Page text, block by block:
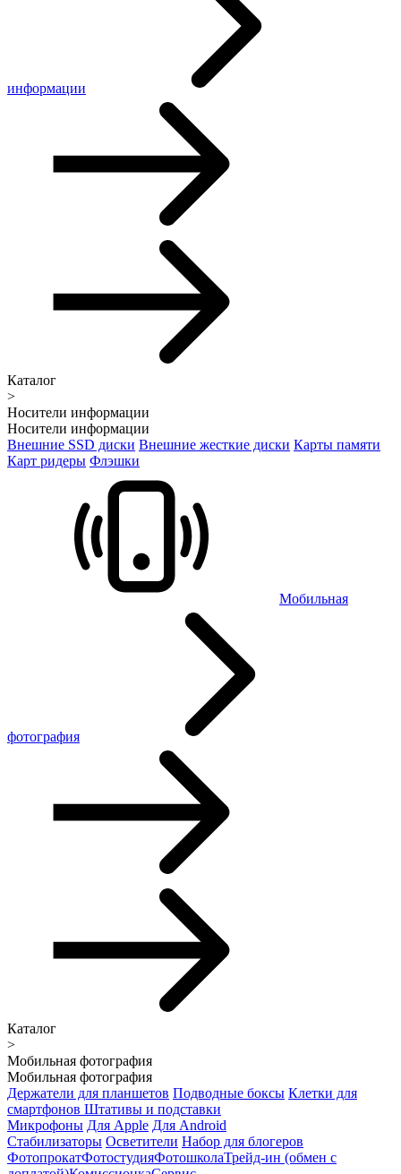
информации
Каталог
>
Носители информации
Носители информации
Внешние SSD диски Внешние жесткие диски Карты памяти
Карт ридеры Флэшки
Мобильная
фотография
Каталог
>
Мобильная фотография
Мобильная фотография
Держатели для планшетов Подводные боксы Клетки для
смартфонов Штативы и подставки
Микрофоны Для Apple Для Android
Стабилизаторы Осветители Набор для блогеров
ФотопрокатФотостудияФотошколаТрейд-ин (обмен с